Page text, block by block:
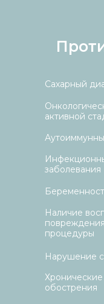
Наличие
процедуры
Сахарный
активной
заболевания
Нарушение
обострения